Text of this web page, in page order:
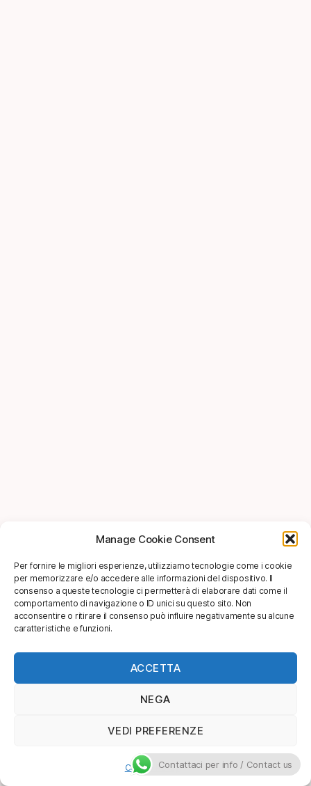
Manage Cookie Consent
Per fornire le migliori esperienze, utilizziamo tecnologie come i cookie
per memorizzare e/o accedere alle informazioni del dispositivo. Il
consenso a queste tecnologie ci permetterà di elaborare dati come il
comportamento di navigazione o ID unici su questo sito. Non
acconsentire o ritirare il consenso può influire negativamente su alcune
caratteristiche e funzioni.
ACCETTA
NEGA
VEDI PREFERENZE
Cookie PolicyContattaci per info / Contact us